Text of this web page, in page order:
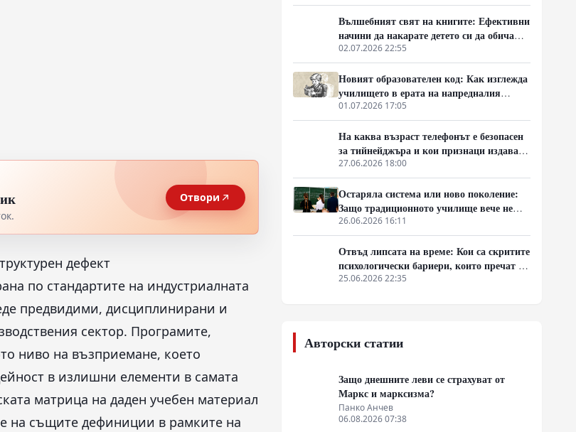
Отвори
дефект
по стандартите на индустриалната
предвидими, дисциплинирани и
сектор. Програмите,
ниво на възприемане, което
в излишни елементи в самата
матрица на даден учебен материал
на същите дефиниции в рамките на
Вълшебният свят на книгите: Ефективни
начини да накарате детето си да обича
четенето, без да го насилвате
02.07.2026 22:55
Новият образователен код: Как изглежда
училището в ерата на напредналия
изкуствен интелект
01.07.2026 17:05
На каква възраст телефонът е безопасен
за тийнейджъра и кои признаци издават
опасна зависимост?
27.06.2026 18:00
Остаряла система или ново поколение:
Защо традиционното училище вече не
успява да ангажира умовете на
съвременните ученици?
26.06.2026 16:11
Отвъд липсата на време: Кои са скритите
психологически бариери, които пречат на
възрастните да учат?
25.06.2026 22:35
Авторски статии
Защо днешните леви се страхуват от
Маркс и марксизма?
Панко Анчев
06.08.2026 07:38